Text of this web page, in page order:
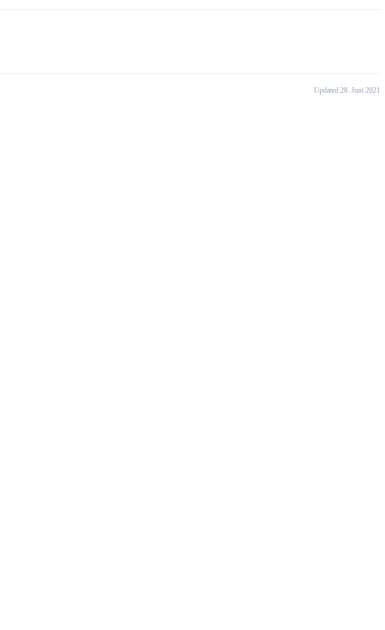
Updated 28. Juni 2021